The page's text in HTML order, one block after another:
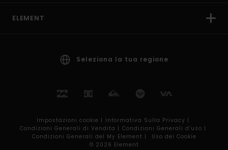
ELEMENT
Seleziona la tua regione
Impostazioni cookie | Informativa Sulla Privacy |
Condizioni Generali di Vendita | Condizioni Generali d’uso |
Condizioni Generali del My Element |
Uso dei Cookie
© 2026 Element